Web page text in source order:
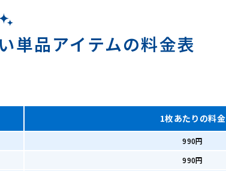
単品アイテムの料金表
1枚あたりの料金
990円
990円